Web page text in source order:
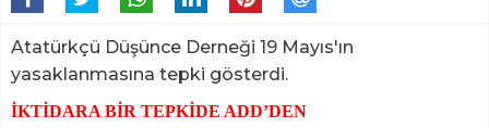
Atatürkçü Düşünce Derneği 19 Mayıs'ın
yasaklanmasına tepki gösterdi.
İKTİDARA BİR TEPKİDE ADD’DEN